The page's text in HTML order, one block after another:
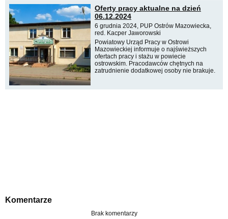
Oferty pracy aktualne na dzień
06.12.2024
6 grudnia 2024, PUP Ostrów Mazowiecka,
red. Kacper Jaworowski
Powiatowy Urząd Pracy w Ostrowi
Mazowieckiej informuje o najświeższych
ofertach pracy i stażu w powiecie
ostrowskim. Pracodawców chętnych na
zatrudnienie dodatkowej osoby nie brakuje.
Komentarze
Brak komentarzy